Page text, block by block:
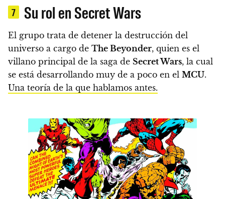
7 Su rol en Secret Wars
El grupo trata de detener la destrucción del
universo a cargo de The Beyonder, quien es el
villano principal de la saga de Secret Wars, la cual
se está desarrollando muy de a poco en el MCU.
Una teoría de la que hablamos antes.